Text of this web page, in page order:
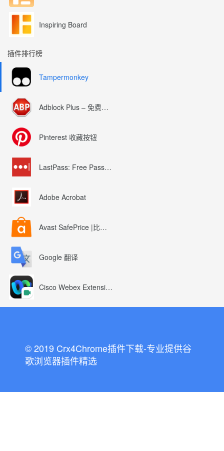
Inspiring Board
插件排行榜
Tampermonkey
Adblock Plus – 免费的广告拦截器
Pinterest 收藏按钮
LastPass: Free Password Manager
Adobe Acrobat
Avast SafePrice |比较、交易、优惠券
Google 翻译
Cisco Webex Extension
© 2019 Crx4Chrome插件下载-专业提供谷
歌浏览器插件精选